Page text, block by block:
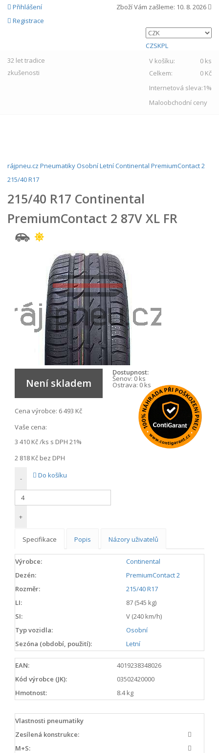
Přihlášení
Registrace
Zboží Vám zašleme: 10. 8. 2026
CZSKPL
32 lettradice
zkušenosti
V košíku:
0 ks
Celkem:
0 Kč
Internetová sleva:1%
Maloobchodní ceny
rájpneu.cz PneumatikyOsobníLetníContinental PremiumContact 2
215/40 R17
215/40 R17 Continental
PremiumContact 2 87V XL FR
Není skladem
Dostupnost:
Šenov: 0 ks
Ostrava: 0 ks
Cena výrobce: 6 493 Kč
Vaše cena:
3 410 Kč/ks s DPH 21%
2 818 Kč bez DPH
-
+
Do košíku
Specifikace Popis Názory uživatelů
Výrobce:
Continental
Dezén:
PremiumContact 2
Rozměr:
215/40 R17
LI:
87 (545 kg)
SI:
V (240 km/h)
Typ vozidla:
Osobní
Sezóna (období, použití):
Letní
EAN:
4019238348026
Kód výrobce (JK):
03502420000
Hmotnost:
8.4 kg
Vlastnosti pneumatiky
Zesílená konstrukce:
M+S: